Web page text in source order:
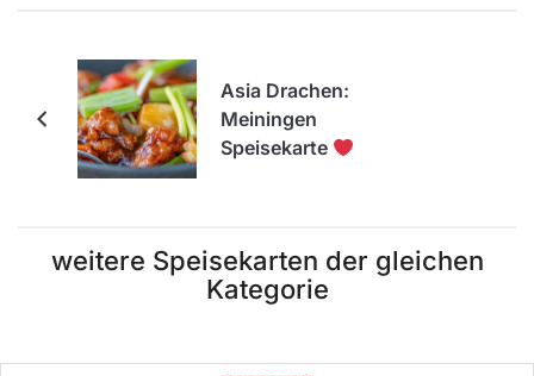
Asia Drachen:
Meiningen
Speisekarte
weitere Speisekarten der gleichen
Kategorie